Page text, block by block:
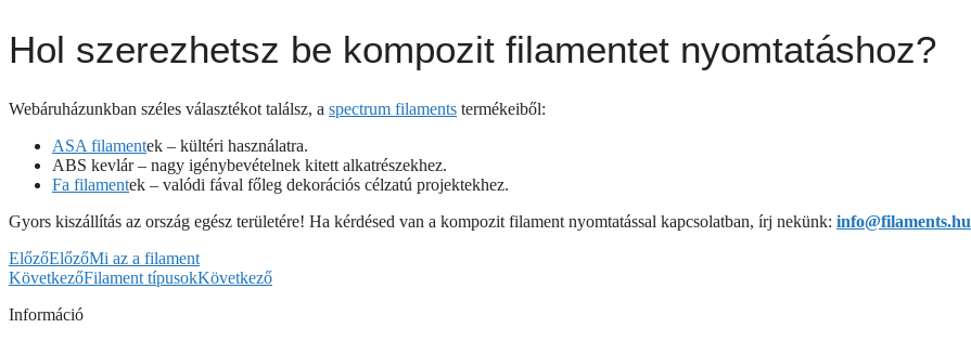
Hol szerezhetsz be kompozit filamentet nyomtatáshoz?
Webáruházunkban széles választékot találsz, a spectrum filaments termékeiből:
ASA filamentek – kültéri használatra.
ABS kevlár – nagy igénybevételnek kitett alkatrészekhez.
Fa filamentek – valódi fával főleg dekorációs célzatú projektekhez.
Gyors kiszállítás az ország egész területére! Ha kérdésed van a kompozit filament nyomtatással kapcsolatban, írj nekünk: info@filaments.hu
ElőzőElőzőMi az a filament
KövetkezőFilament típusokKövetkező
Információ